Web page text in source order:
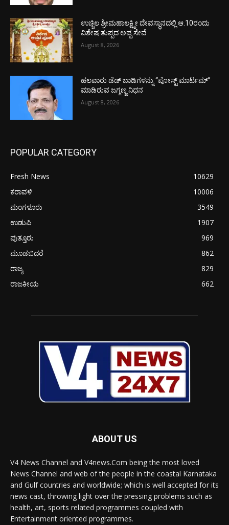
ಉಚ್ಚಿಲ ಶ್ರೀಮಹಾಲಕ್ಷ್ಮೀ ದೇವಸ್ಥಾನದಲ್ಲಿ ಆ.10ರಂದು
ವಿಶೇಷ ತುಪ್ಪದ ಅಪ್ಪ ಸೇವೆ
August 8, 2026
ಹಲವಾರು ಡೆಡ್ ಬಾಡಿಗಳನ್ನು “ಪೋಸ್ಟ್ ಮಾರ್ಟಮ್”
ಮಾಡಿರುವ ಜಗ್ಗಣ್ಣ ನಿಧನ
August 8, 2026
POPULAR CATEGORY
Fresh News
10629
ಕರಾವಳಿ
10006
ಮಂಗಳೂರು
3549
ಉಡುಪಿ
1907
ಪುತ್ತೂರು
969
ಮೂಡಬಿದರೆ
862
ರಾಜ್ಯ
829
ರಾಜಕೀಯ
662
ABOUT US
V4 News Channel and V4news.Com being the most loved
News Channel and web of the people in the coastal Karnataka
and Gulf countries and worldwide; which is well accepted for its
news cast, throwing light over the pressing problems such as
health, art, sports related programmes coupled with
Entertainment oriented programmes.